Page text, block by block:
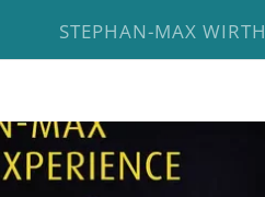
STEPHAN-MAX WIRTH